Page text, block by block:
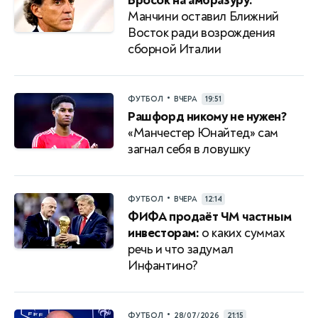
Манчини оставил Ближний
Восток ради возрождения
сборной Италии
ФУТБОЛ • ВЧЕРА 19:51
Рашфорд никому не нужен?
«Манчестер Юнайтед» сам
загнал себя в ловушку
ФУТБОЛ • ВЧЕРА 12:14
ФИФА продаёт ЧМ частным
инвесторам: о каких суммах
речь и что задумал
Инфантино?
ФУТБОЛ • 28/07/2026 21:15